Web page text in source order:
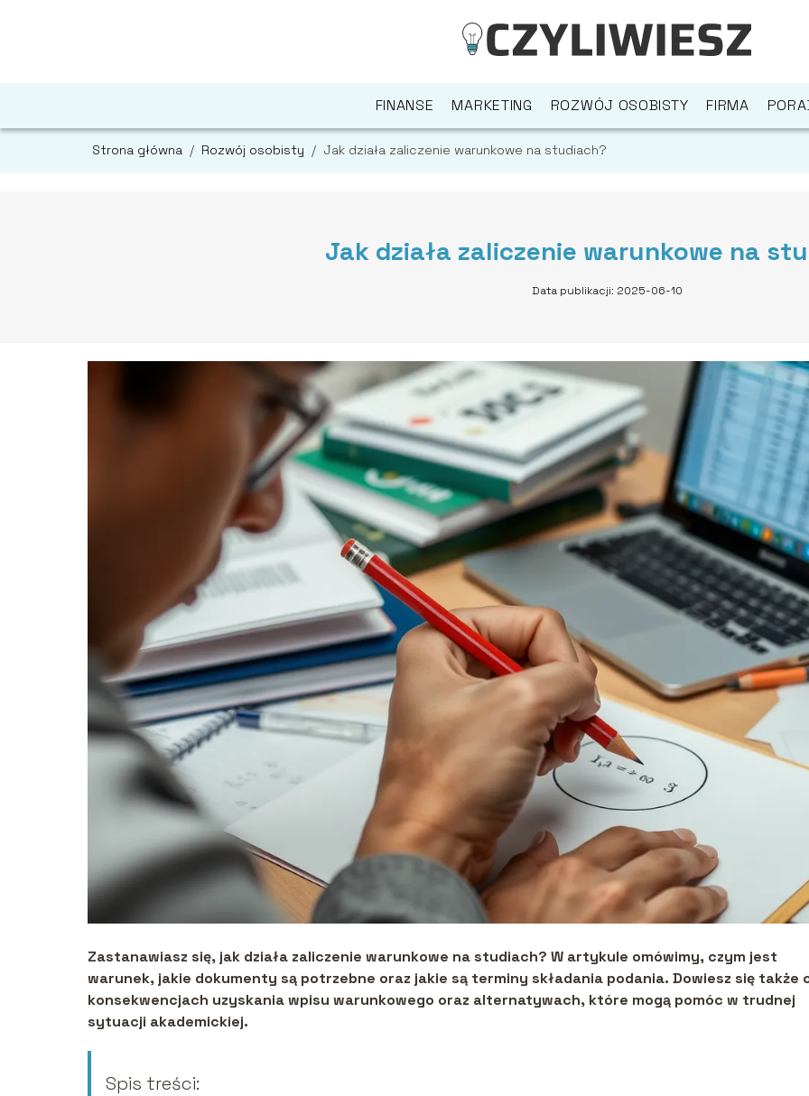
FINANSE MARKETING ROZWÓJ OSOBISTY FIRMA
Strona główna / Rozwój osobisty / Jak działa zaliczenie warunkowe na studiach?
Jak działa zaliczenie warunkowe na
Data publikacji: 2025-06-10
Zastanawiasz się, jak działa zaliczenie warunkowe na studiach? W artykule omówimy, czym jest
warunek, jakie dokumenty są potrzebne oraz jakie są terminy składania podania. Dowiesz się także
konsekwencjach uzyskania wpisu warunkowego oraz alternatywach, które mogą pomóc w trudnej
sytuacji akademickiej.
Spis treści: